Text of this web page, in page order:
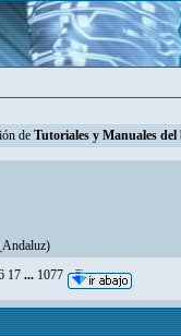
de Tutoriales y Manuales del
)
17 ... 1077